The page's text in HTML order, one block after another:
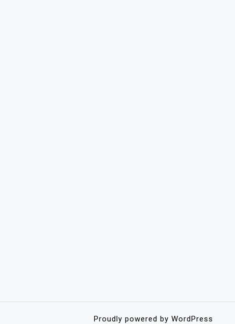
Proudly powered by WordPress